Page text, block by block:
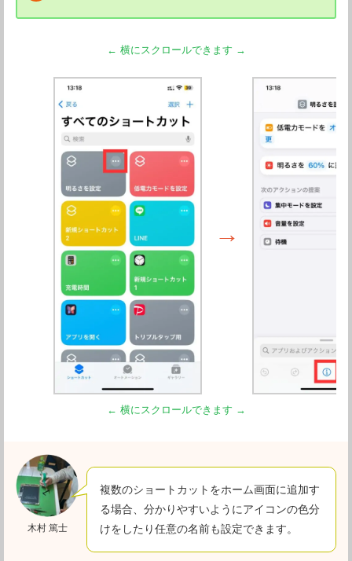
木村 篤士
複数のショートカットをホーム画面に追加す
る場合、分かりやすいようにアイコンの色分
けをしたり任意の名前も設定できます。